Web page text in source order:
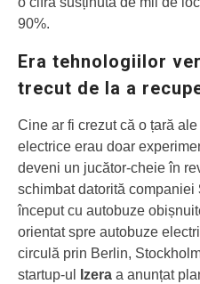
90%.
Era tehnologiilor
trecut de la a
Cine ar fi crezut că o țară
electrice erau doar
deveni un jucător-cheie în
schimbat datorită companiei
început cu autobuze
orientat spre autobuze
circulă prin Berlin,
startup-ul
Izera a anunțat